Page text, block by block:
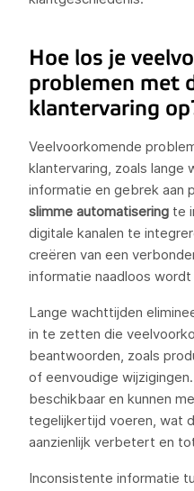
Hoe los je
problemen met
klantervaring
Veelvoorkomende
klantervaring, zoals lange
informatie en gebrek aan
slimme automatisering te
digitale kanalen te
creëren van een
informatie naadloos
Lange wachttijden
in te zetten die
beantwoorden, zoals
of eenvoudige
beschikbaar en kunnen
tegelijkertijd voeren, wat
aanzienlijk verbetert en
Inconsistente informatie